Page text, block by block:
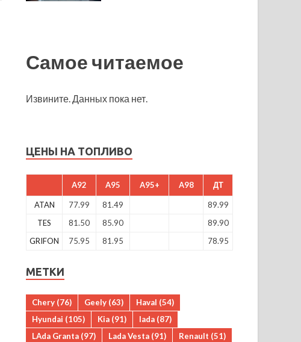
Самое читаемое
Извините. Данных пока нет.
ЦЕНЫ НА ТОПЛИВО
A92 A95 A95+ A98 ДТ
ATAN 77.99 81.49
89.99
TES
81.50 85.90
89.90
GRIFON
75.95 81.95 78.95
МЕТКИ
Chery (76) Geely (63) Haval (54)
Hyundai (105) Kia (91) lada (87)
LAda Granta (97) Lada Vesta (91) Renault (51)